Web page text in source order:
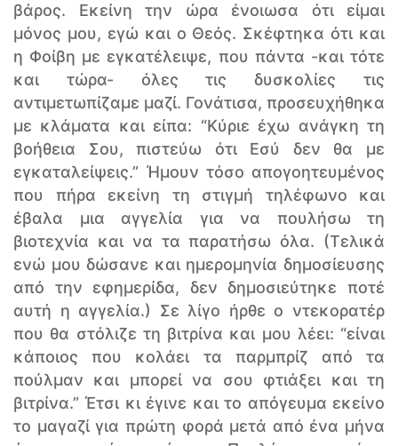
βάρος. Εκείνη την ώρα ένοιωσα ότι είμαι
μόνος μου, εγώ και ο Θεός. Σκέφτηκα ότι και
η Φοίβη με εγκατέλειψε, που πάντα -και τότε
και τώρα- όλες τις δυσκολίες τις
αντιμετωπίζαμε μαζί. Γονάτισα, προσευχήθηκα
με κλάματα και είπα: “Κύριε έχω ανάγκη τη
βοήθεια Σου, πιστεύω ότι Εσύ δεν θα με
εγκαταλείψεις.” Ήμουν τόσο απογοητευμένος
που πήρα εκείνη τη στιγμή τηλέφωνο και
έβαλα μια αγγελία για να πουλήσω τη
βιοτεχνία και να τα παρατήσω όλα. (Τελικά
ενώ μου δώσανε και ημερομηνία δημοσίευσης
από την εφημερίδα, δεν δημοσιεύτηκε ποτέ
αυτή η αγγελία.) Σε λίγο ήρθε ο ντεκορατέρ
που θα στόλιζε τη βιτρίνα και μου λέει: “είναι
κάποιος που κολάει τα παρμπρίζ από τα
πούλμαν και μπορεί να σου φτιάξει και τη
βιτρίνα.” Έτσι κι έγινε και το απόγευμα εκείνο
το μαγαζί για πρώτη φορά μετά από ένα μήνα